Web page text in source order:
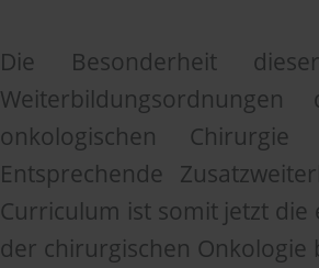
Die Besonderheit
onkologischen
Entsprechende
Curriculum ist somit jetzt die
der chirurgischen Onkologie